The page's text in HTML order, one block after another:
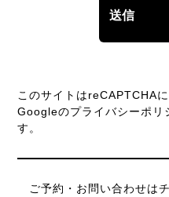
このサイトはreCAPTCHA
Googleのプライバシーポリ
す。
ご予約・お問い合わせは